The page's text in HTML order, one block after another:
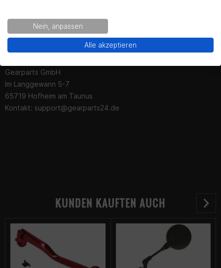
Produktsicherheit
Kontaktinformationen des Herstellers:
Gearparts GmbH
Im Langgewann 5-7
65719 Hofheim am Taunus
Kontakt: support@gearparts24.de
KUNDEN KAUFTEN AUCH
No thanks.
Nein, anpassen
Alle akzeptieren